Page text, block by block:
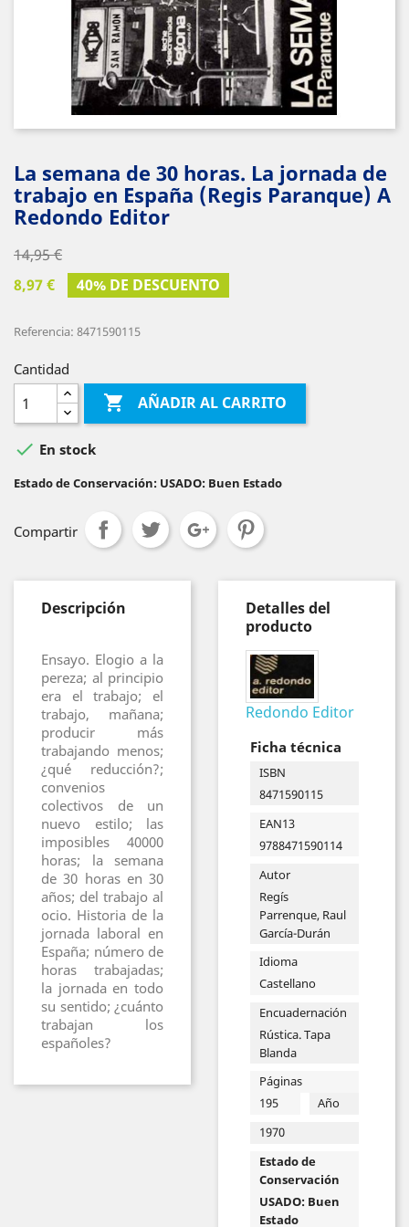
La semana de 30 horas. La jornada de
trabajo en España (Regis Paranque) A
Redondo Editor
14,95 €
8,97 €
40% DE DESCUENTO
Referencia: 8471590115
Cantidad
 AÑADIR AL CARRITO
 En stock
Estado de Conservación: USADO: Buen Estado
Compartir
Descripción
Ensayo. Elogio a la
pereza; al principio
era el trabajo; el
trabajo, mañana;
producir más
trabajando menos;
¿qué reducción?;
convenios
colectivos de un
nuevo estilo; las
imposibles 40000
horas; la semana
de 30 horas en 30
años; del trabajo al
ocio. Historia de la
jornada laboral en
España; número de
horas trabajadas;
la jornada en todo
su sentido; ¿cuánto
trabajan los
españoles?
Detalles del
producto
Redondo Editor
Ficha técnica
ISBN
8471590115
EAN13
9788471590114
Autor
Regís
Parrenque, Raul
García-Durán
Idioma
Castellano
Encuadernación
Rústica. Tapa
Blanda
Páginas
195
Año
1970
Estado de
Conservación
USADO: Buen
Estado